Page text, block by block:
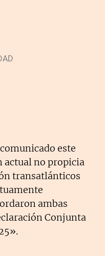
este
actual no propicia
transatlánticos
ambas
Conjunta